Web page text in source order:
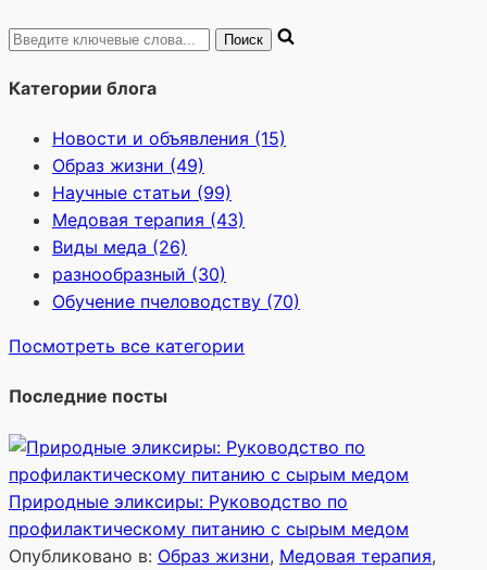
Категории блога
Новости и объявления (15)
Образ жизни (49)
Научные статьи (99)
Медовая терапия (43)
Виды меда (26)
разнообразный (30)
Обучение пчеловодству (70)
Посмотреть все категории
Последние посты
Природные эликсиры: Руководство по
профилактическому питанию с сырым медом
Опубликовано в: Образ жизни, Медовая терапия,